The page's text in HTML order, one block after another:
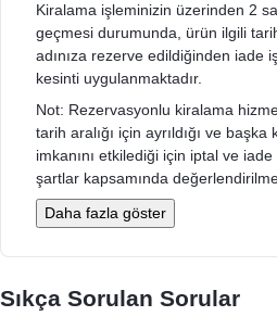
Kiralama işleminizin üzerinden 2
geçmesi durumunda, ürün ilgili
adınıza rezerve edildiğinden iade
kesinti uygulanmaktadır.
Not: Rezervasyonlu kiralama
tarih aralığı için ayrıldığı ve başka
imkanını etkilediği için iptal ve
şartlar kapsamında
Daha fazla göster
Sıkça Sorulan Sorular